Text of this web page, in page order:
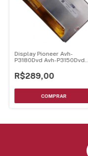
Display Pioneer Avh-
P3180Dvd Avh-P3150Dvd
Lq058T5Dg01
R$289,00